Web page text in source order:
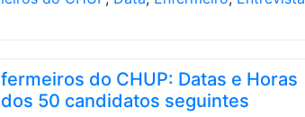
do CHUP: Datas e Horas
50 candidatos seguintes